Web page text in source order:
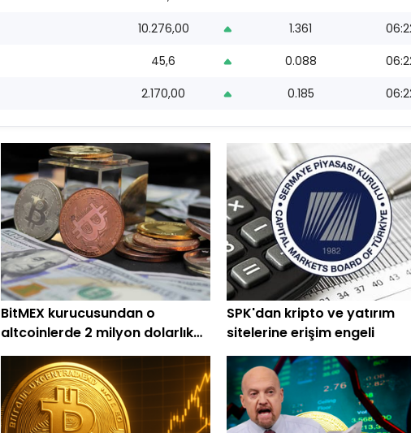
10.276,00 1.361
45,6 0.088
2.170,00 0.185
BitMEX kurucusundan o
altcoinlerde 2 milyon dolarlık
alım
SPK'dan kripto ve yatırım
sitelerine erişim engeli